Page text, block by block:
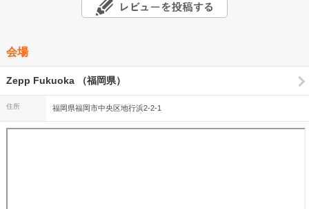
会場
Zepp Fukuoka （福岡県）
住所 福岡県福岡市中央区地行浜2-2-1